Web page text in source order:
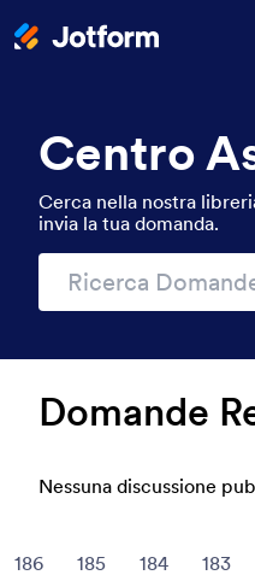
Centro
Cerca nella nostra
invia la tua domanda.
Domande
Nessuna discussione
186 185 184 183